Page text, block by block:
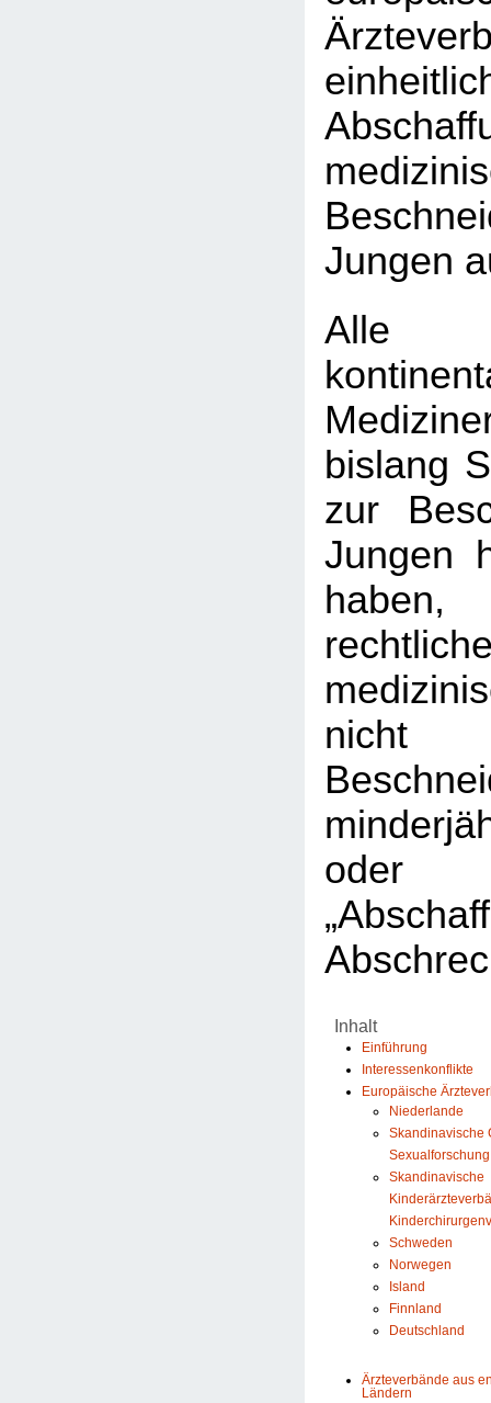
Jungen
Alle
bislang
zur
Jungen
nicht
Inhalt
Einführung
Interessenkonflikte
Europäische
Niederlande
Skandinavische
Sexualforschung
Skandinavische
Schweden
Norwegen
Island
Finnland
Deutschland
Ärzteverbände aus
Ländern